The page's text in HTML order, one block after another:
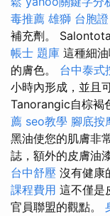
毒推薦 雄獅 台胞證
補充劑。
帳士 題庫 這種細
的膚色。 台中泰式
小時內形成，並且
Tanorangic自棕褐
薦 seo教學 腳底按
黑油使您的肌膚非
誌，額外的皮膚油
台中舒壓 沒有健康
課程費用 這不僅是
官員聯盟的觀點。